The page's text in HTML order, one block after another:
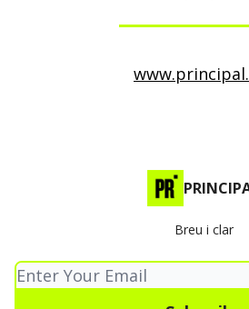
Breu i clar